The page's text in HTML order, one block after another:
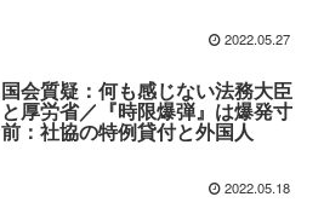
2022.05.27
国会質疑：何も感じない法務大臣
と厚労省／『時限爆弾』は爆発寸
前：社協の特例貸付と外国人
2022.05.18